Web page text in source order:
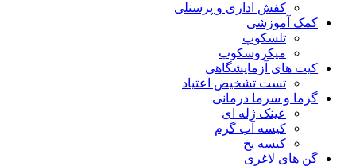
کفش اداری و پرسنلی
کمک آموزشی
تلسکوپ
میکروسکوپ
کیت های آزمایشگاهی
تست تشخیص اعتیاد
گرما و سرما درمانی
عینک ژله ای
کیسه آب گرم
کیسه یخ
گن های لاغری